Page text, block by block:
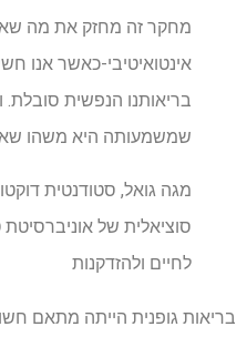
מחקר זה מחזק את מה
אינטואיטיבי-כאשר אנו
בריאותנו הנפשית
שמשמעותה היא משהו
מגה גואל, סטודנטית
לחיים ולהזדקנות
בריאות גופנית הייתה מתאם